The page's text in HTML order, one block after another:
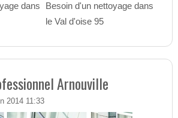
dans
Besoin d'un nettoyage dans
le Val d'oise 95
Arnouville
2014 11:33